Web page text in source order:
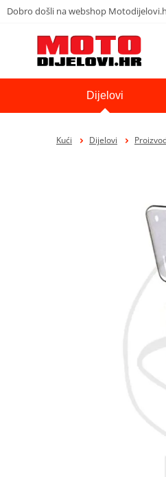
Dobro došli na webshop
Dijelovi
Kući Dijelovi